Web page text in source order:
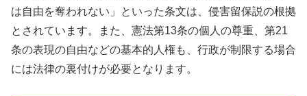
は自由を奪われない」といった条文は、侵害留保説の根拠
とされています。また、憲法第13条の個人の尊重、第21
条の表現の自由などの基本的人権も、行政が制限する場合
には法律の裏付けが必要となります。